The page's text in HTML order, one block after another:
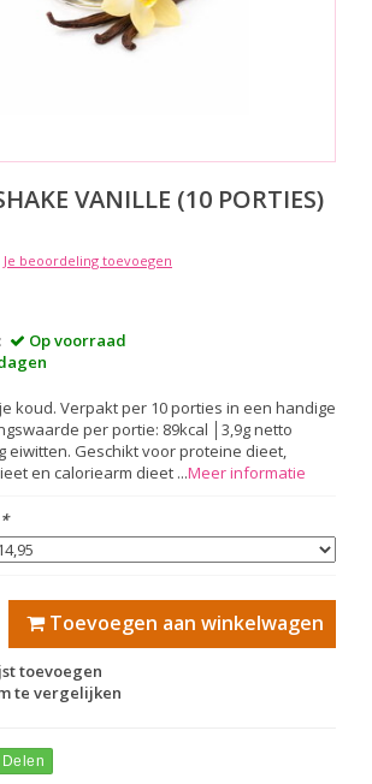
VANILLE (10 PORTIES)
Je beoordeling toevoegen
Op voorraad
koud. Verpakt per 10 porties in een handige
per portie: 89kcal │3,9g netto
eiwitten. Geschikt voor proteine dieet,
en caloriearm dieet ...Meer informatie
*
Toevoegen aan winkelwagen
toevoegen
te vergelijken